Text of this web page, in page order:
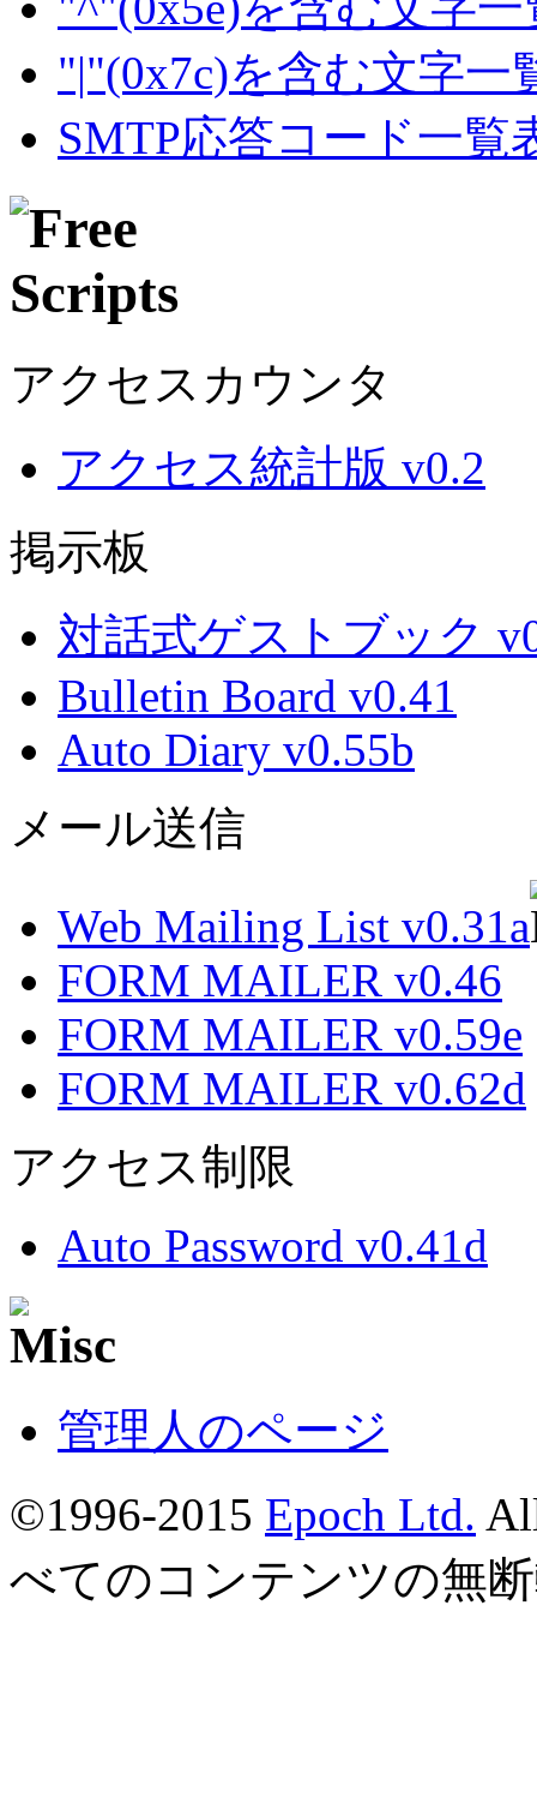
"|"(0x7c)を含む文字一
SMTP応答コード一覧
アクセスカウンタ
アクセス統計版 v0.2
掲示板
対話式ゲストブック
Bulletin Board v0.41
Auto Diary v0.55b
メール送信
Web Mailing List v0.31a
FORM MAILER v0.46
FORM MAILER v0.59e
FORM MAILER v0.62d
アクセス制限
Auto Password v0.41d
管理人のページ
©1996-2015 Epoch Ltd.
べてのコンテンツの無